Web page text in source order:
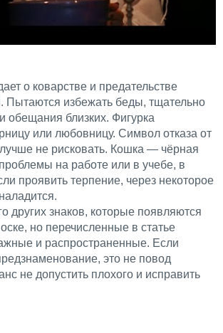
о коварстве и предательстве
Пытаются избежать беды, тщательно
обещания близких. Фигурка
или любовницу. Символ отказа от
не рисковать. Кошка — чёрная
на работе или в учебе, в
проявить терпение, через некоторое
других знаков, которые появляются
но перечисленные в статье
и распространенные. Если
это не повод
не допустить плохого и исправить